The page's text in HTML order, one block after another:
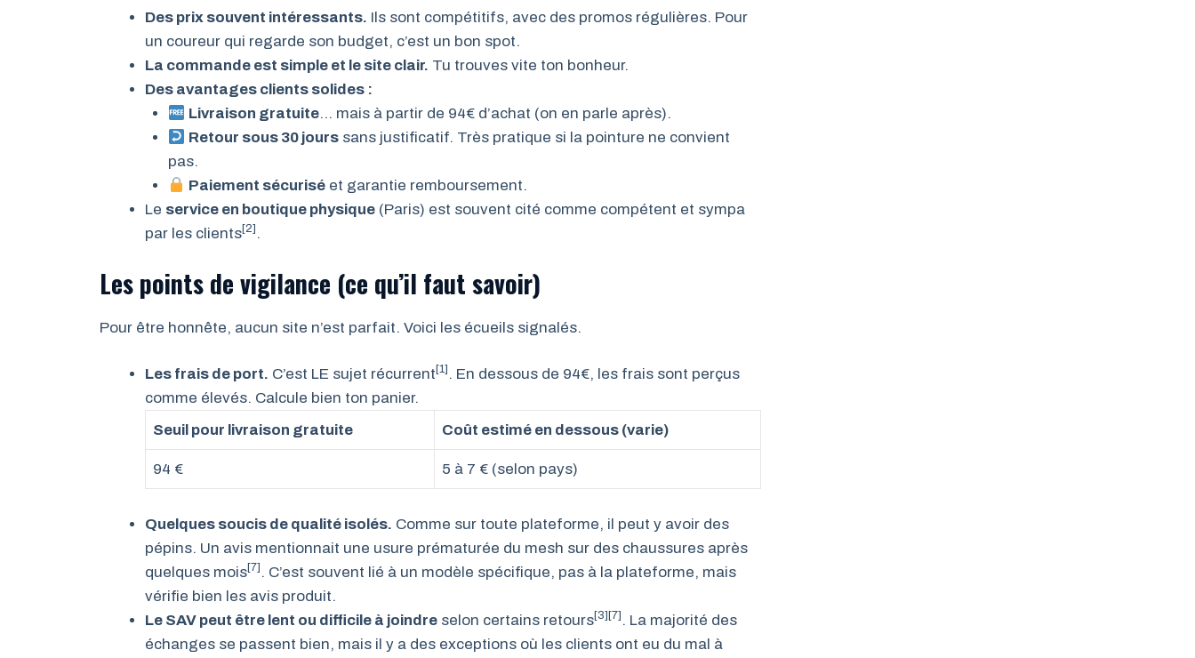
Des prix souvent intéressants. Ils sont compétitifs, avec des promos régulières. Pour
un coureur qui regarde son budget, c’est un bon spot.
La commande est simple et le site clair. Tu trouves vite ton bonheur.
Des avantages clients solides :
Livraison gratuite… mais à partir de 94€ d’achat (on en parle après).
Retour sous 30 jourssans justificatif. Très pratique si la pointure ne convient
pas.
Paiement sécuriséet garantie remboursement.
Le service en boutique physique (Paris) est souvent cité comme compétent et sympa
par les clients[2] .
Les points de vigilance (ce qu’il faut savoir)
Pour être honnête, aucun site n’est parfait. Voici les écueils signalés.
Les frais de port. C’est LE sujet récurrent [1] . En dessous de 94€, les frais sont perçus
comme élevés. Calcule bien ton panier.
Seuil pour livraison gratuite
Coût estimé en dessous (varie)
94 € 5 à 7 € (selon pays)
Quelques soucis de qualité isolés. Comme sur toute plateforme, il peut y avoir des
pépins. Un avis mentionnait une usure prématurée du mesh sur des chaussures après
quelques mois[7] . C’est souvent lié à un modèle spécifique, pas à la plateforme, mais
vérifie bien les avis produit.
Le SAV peut être lent ou difficile à joindre selon certains retours[3][7] . La majorité des
échanges se passent bien, mais il y a des exceptions où les clients ont eu du mal à